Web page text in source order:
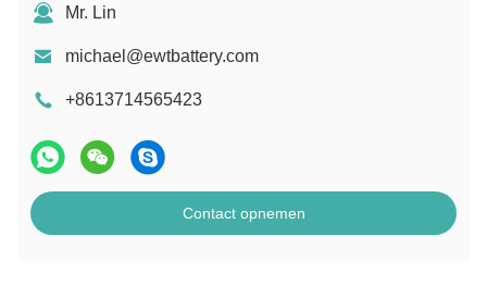
Mr. Lin
michael@ewtbattery.com
+8613714565423
Contact opnemen